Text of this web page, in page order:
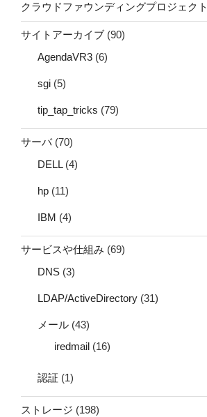
クラウドファウンディングプロジェクト
サイトアーカイブ (90)
AgendaVR3 (6)
sgi (5)
tip_tap_tricks (79)
サーバ(70)
DELL(4)
hp (11)
IBM (4)
サービスや仕組み (69)
DNS (3)
LDAP/ActiveDirectory (31)
メール (43)
iredmail (16)
認証 (1)
ストレージ (198)